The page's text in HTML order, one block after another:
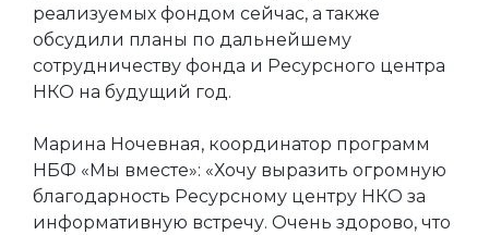
реализуемых фондом сейчас, а также
обсудили планы по дальнейшему
сотрудничеству фонда и Ресурсного центра
НКО на будущий год.
Марина Ночевная, координатор программ
НБФ «Мы вместе»: «Хочу выразить огромную
благодарность Ресурсному центру НКО за
информативную встречу. Очень здорово, что